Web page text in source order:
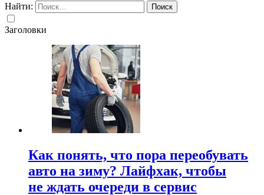
Найти:
Заголовки
Как понять, что пора переобувать
авто на зиму? Лайфхак, чтобы
не ждать очереди в сервис